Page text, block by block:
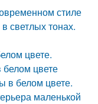
стиле
светлых тонах.
цвете.
цвете
в белом цвете.
маленькой